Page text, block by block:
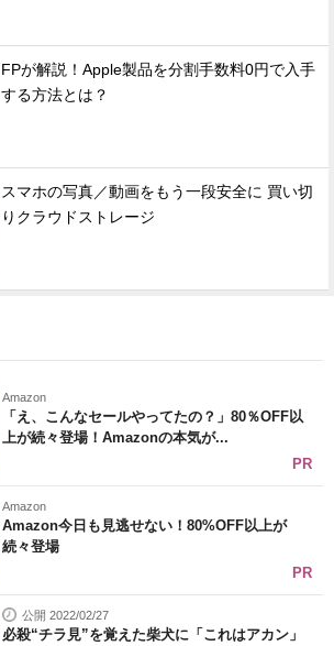
FPが解説！Apple製品を分割手数料0円で入手
する方法とは？
スマホの写真／動画をもう一段安全に 買い切
りクラウドストレージ
Amazon
「え、こんなセールやってたの？」80％OFF以
上が続々登場！Amazonの本気が...
PR
Amazon
Amazon今日も見逃せない！80%OFF以上が
続々登場
PR
公開 2022/02/27
必殺“チラ見”を覚えた柴犬に「これはアカン」